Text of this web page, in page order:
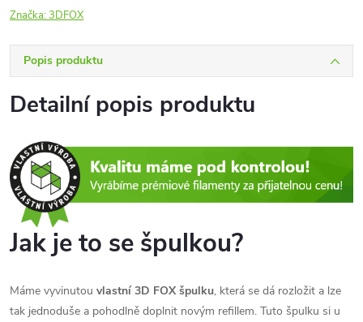
Značka:3DFOX
Popis produktu
Detailní popis produktu
Jak je to se špulkou?
Máme vyvinutou vlastní 3D FOX špulku, která se dá rozložit a lze
tak jednoduše a pohodlně doplnit novým refillem. Tuto špulku si u